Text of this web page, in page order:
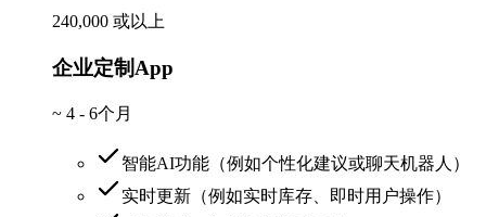
240,000 或以上
企业定制App
~ 4 - 6个月
智能AI功能（例如个性化建议或聊天机器人）
实时更新（例如实时库存、即时用户操作）